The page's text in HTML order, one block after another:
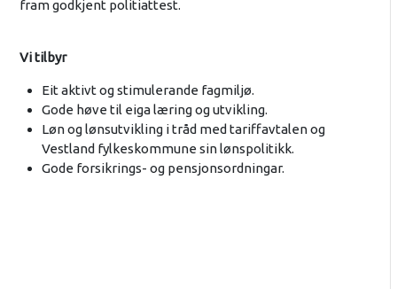
fram godkjent politiattest.
Vi tilbyr
Eit aktivt og stimulerande fagmiljø.
Gode høve til eiga læring og utvikling.
Løn og lønsutvikling i tråd med tariffavtalen og
Vestland fylkeskommune sin lønspolitikk.
Gode forsikrings- og pensjonsordningar.